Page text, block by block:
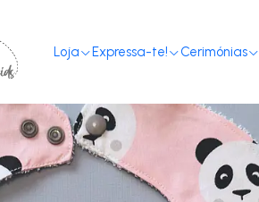
Loja Expressa-te! Cerimónias